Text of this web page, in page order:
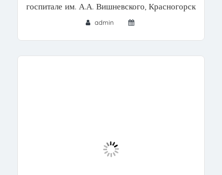
госпитале им. А.А. Вишневского, Красногорск
admin